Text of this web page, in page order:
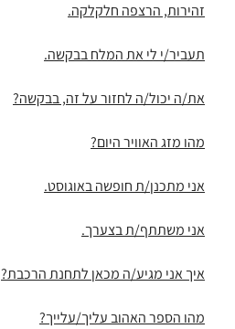
זהירות, הרצפה חלקלקה.
תעביר/י לי את המלח בבקשה.
את/ה יכול/ה לחזור על זה, בבקשה?
מהו מזג האוויר היום?
אני מתכנן/ת חופשה באוגוסט.
אני משתתף/ת בצערך.
איך אני מגיע/ה מכאן לתחנת הרכבת?
מהו הספר האהוב עליך/עלייך?